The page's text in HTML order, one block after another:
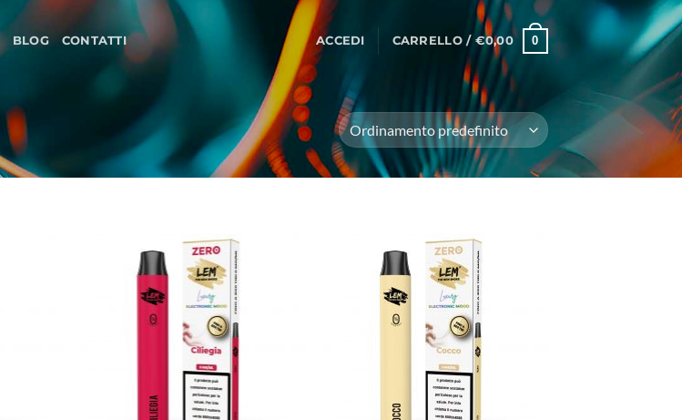
BLOG CONTATTI ACCEDI CARRELLO / €0,00 0